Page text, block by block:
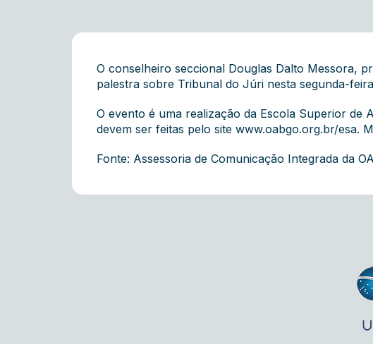
O conselheiro seccional Douglas Dalto Messora,
palestra sobre Tribunal do Júri nesta segunda-
O evento é uma realização da Escola Superior de
devem ser feitas pelo site www.oabgo.org.br/esa.
Fonte: Assessoria de Comunicação Integrada da